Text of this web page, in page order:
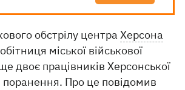
обстрілу центраХерсона
міської військової
двоє працівників Херсонської
Про це повідомив